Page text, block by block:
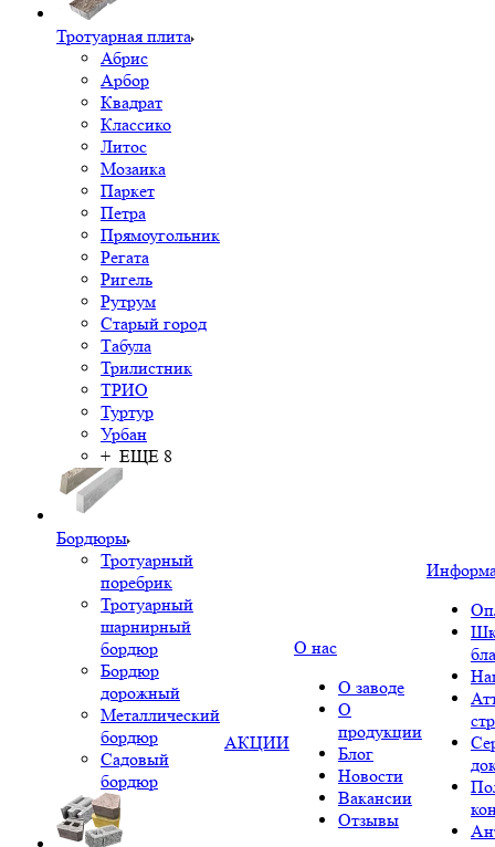
Тротуарная плита
Абрис
Арбор
Квадрат
Классико
Литос
Мозаика
Паркет
Петра
Прямоугольник
Регата
Ригель
Рутрум
Старый город
Табула
Трилистник
ТРИО
Туртур
Урбан
+ ЕЩЕ 8
Бордюры
Тротуарный
поребрик
Тротуарный
шарнирный
бордюр
Бордюр
дорожный
Металлический
бордюр
Садовый
бордюр
АКЦИИ
О нас
О заводе
О
продукции
Блог
Новости
Вакансии
Отзывы